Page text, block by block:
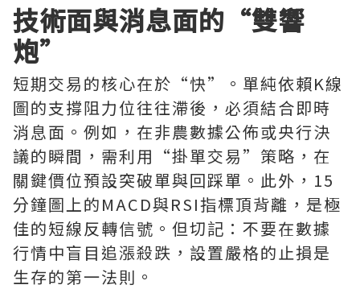
技術面與消息面的“雙響
炮”
短期交易的核心在於“快”。單純依賴K線
圖的支撐阻力位往往滯後，必須結合即時
消息面。例如，在非農數據公佈或央行決
議的瞬間，需利用“掛單交易”策略，在
關鍵價位預設突破單與回踩單。此外，15
分鐘圖上的MACD與RSI指標頂背離，是極
佳的短線反轉信號。但切記：不要在數據
行情中盲目追漲殺跌，設置嚴格的止損是
生存的第一法則。